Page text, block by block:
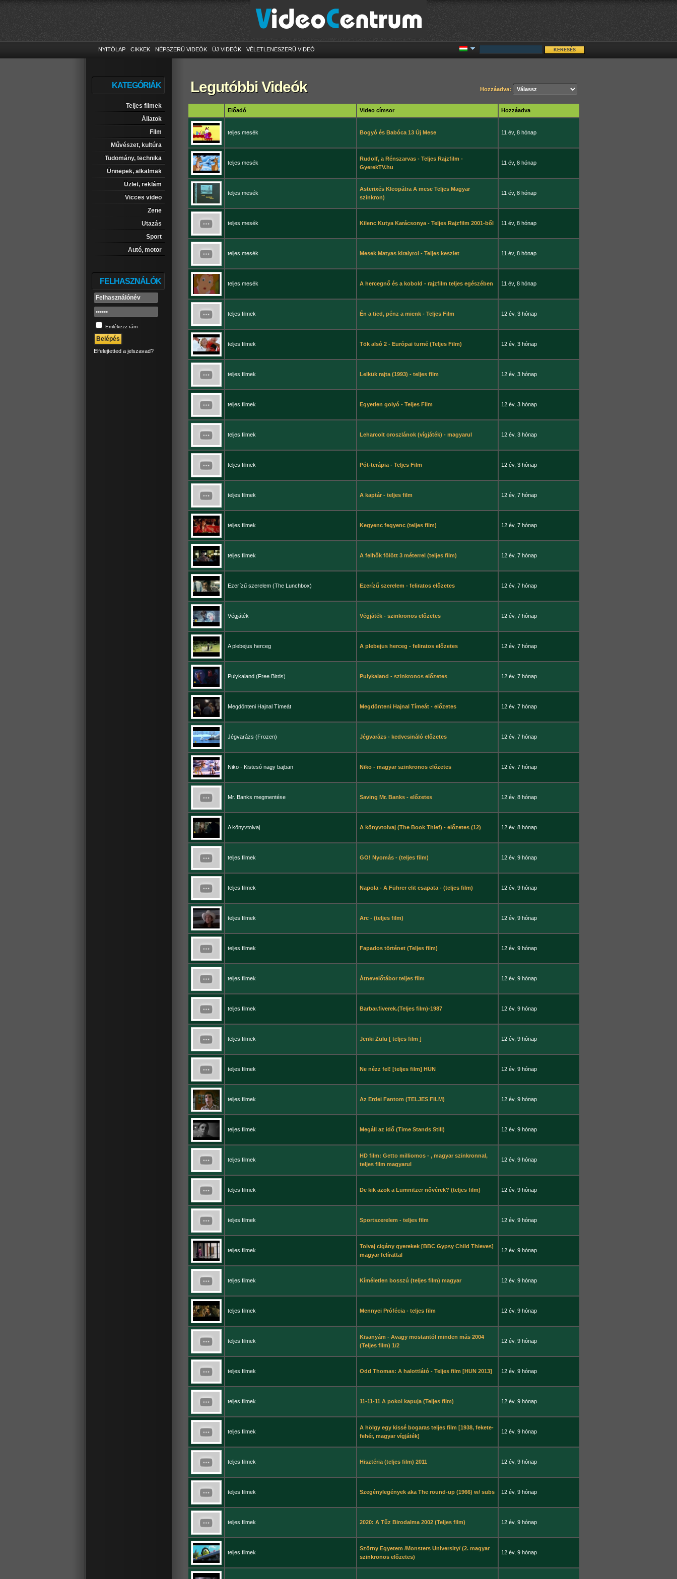
NYITÓLAP CIKKEK NÉPSZERŰ VIDEÓK ÚJ VIDEÓK VÉLETLENESZERŰ VIDEÓ
KATEGÓRIÁK
Teljes filmek
Állatok
Film
Művészet, kultúra
Tudomány, technika
Ünnepek, alkalmak
Üzlet, reklám
Vicces video
Zene
Utazás
Sport
Autó, motor
FELHASZNÁLÓK
Emlékezz rám
Elfelejtetted a jelszavad?
Legutóbbi Videók Hozzáadva:
Előadó Video címsor Hozzáadva
teljes mesék Bogyó és Babóca 13 Új Mese 11 év, 8 hónap
teljes mesék
Rudolf, a Rénszarvas - Teljes Rajzfilm -
GyerekTV.hu
11 év, 8 hónap
teljes mesék
Asterixés Kleopátra A mese Teljes Magyar
szinkron)
11 év, 8 hónap
teljes mesék Kilenc Kutya Karácsonya - Teljes Rajzfilm 2001-ből 11 év, 8 hónap
teljes mesék Mesek Matyas kiralyrol - Teljes keszlet 11 év, 8 hónap
teljes mesék A hercegnő és a kobold - rajzfilm teljes egészében 11 év, 8 hónap
teljes filmek Én a tied, pénz a mienk - Teljes Film 12 év, 3 hónap
teljes filmek Tök alsó 2 - Európai turné (Teljes Film) 12 év, 3 hónap
teljes filmek Lelkük rajta (1993) - teljes film 12 év, 3 hónap
teljes filmek Egyetlen golyó - Teljes Film 12 év, 3 hónap
teljes filmek Leharcolt oroszlánok (vígjáték) - magyarul 12 év, 3 hónap
teljes filmek Pót-terápia - Teljes Film 12 év, 3 hónap
teljes filmek A kaptár - teljes film 12 év, 7 hónap
teljes filmek Kegyenc fegyenc (teljes film) 12 év, 7 hónap
teljes filmek A felhők fölött 3 méterrel (teljes film) 12 év, 7 hónap
Ezerízű szerelem (The Lunchbox) Ezerízű szerelem - feliratos előzetes 12 év, 7 hónap
Végjáték Végjáték - szinkronos előzetes 12 év, 7 hónap
A plebejus herceg A plebejus herceg - feliratos előzetes 12 év, 7 hónap
Pulykaland (Free Birds) Pulykaland - szinkronos előzetes 12 év, 7 hónap
Megdönteni Hajnal Tímeát Megdönteni Hajnal Tímeát - előzetes 12 év, 7 hónap
Jégvarázs (Frozen) Jégvarázs - kedvcsináló előzetes 12 év, 7 hónap
Niko - Kistesó nagy bajban Niko - magyar szinkronos előzetes 12 év, 7 hónap
Mr. Banks megmentése Saving Mr. Banks - előzetes 12 év, 8 hónap
A könyvtolvaj A könyvtolvaj (The Book Thief) - előzetes (12) 12 év, 8 hónap
teljes filmek GO! Nyomás - (teljes film) 12 év, 9 hónap
teljes filmek Napola - A Führer elit csapata - (teljes film) 12 év, 9 hónap
teljes filmek Arc - (teljes film) 12 év, 9 hónap
teljes filmek Fapados történet (Teljes film) 12 év, 9 hónap
teljes filmek Átnevelőtábor teljes film 12 év, 9 hónap
teljes filmek Barbar.fiverek.(Teljes film)-1987 12 év, 9 hónap
teljes filmek Jenki Zulu [ teljes film ] 12 év, 9 hónap
teljes filmek Ne nézz fel! [teljes film] HUN 12 év, 9 hónap
teljes filmek Az Erdei Fantom (TELJES FILM) 12 év, 9 hónap
teljes filmek Megáll az idő (Time Stands Still) 12 év, 9 hónap
teljes filmek
HD film: Getto milliomos - , magyar szinkronnal,
teljes film magyarul
12 év, 9 hónap
teljes filmek De kik azok a Lumnitzer nővérek? (teljes film) 12 év, 9 hónap
teljes filmek Sportszerelem - teljes film 12 év, 9 hónap
teljes filmek
Tolvaj cigány gyerekek [BBC Gypsy Child Thieves]
magyar felírattal
12 év, 9 hónap
teljes filmek Kíméletlen bosszú (teljes film) magyar 12 év, 9 hónap
teljes filmek Mennyei Prófécia - teljes film 12 év, 9 hónap
teljes filmek
Kisanyám - Avagy mostantól minden más 2004
(Teljes film) 1/2
12 év, 9 hónap
teljes filmek Odd Thomas: A halottlátó - Teljes film [HUN 2013] 12 év, 9 hónap
teljes filmek 11-11-11 A pokol kapuja (Teljes film) 12 év, 9 hónap
teljes filmek
A hölgy egy kissé bogaras teljes film [1938, fekete-
fehér, magyar vígjáték]
12 év, 9 hónap
teljes filmek Hisztéria (teljes film) 2011 12 év, 9 hónap
teljes filmek Szegénylegények aka The round-up (1966) w/ subs 12 év, 9 hónap
teljes filmek 2020: A Tűz Birodalma 2002 (Teljes film) 12 év, 9 hónap
teljes filmek
Szörny Egyetem /Monsters University/ (2. magyar
szinkronos előzetes)
12 év, 9 hónap